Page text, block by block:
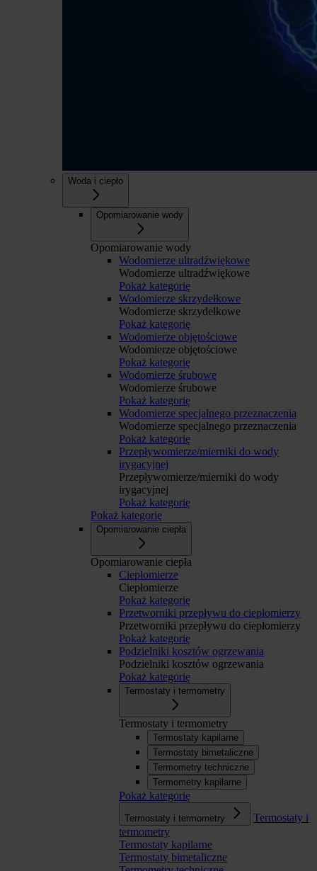
Woda i ciepło
Opomiarowanie wody
Opomiarowanie wody
Wodomierze ultradźwiękowe
Wodomierze ultradźwiękowe
Pokaż kategorię
Wodomierze skrzydełkowe
Wodomierze skrzydełkowe
Pokaż kategorię
Wodomierze objętościowe
Wodomierze objętościowe
Pokaż kategorię
Wodomierze śrubowe
Wodomierze śrubowe
Pokaż kategorię
Wodomierze specjalnego przeznaczenia
Wodomierze specjalnego przeznaczenia
Pokaż kategorię
Przepływomierze/mierniki do wody
irygacyjnej
Przepływomierze/mierniki do wody
irygacyjnej
Pokaż kategorię
Pokaż kategorię
Opomiarowanie ciepła
Opomiarowanie ciepła
Ciepłomierze
Ciepłomierze
Pokaż kategorię
Przetworniki przepływu do ciepłomierzy
Przetworniki przepływu do ciepłomierzy
Pokaż kategorię
Podzielniki kosztów ogrzewania
Podzielniki kosztów ogrzewania
Pokaż kategorię
Termostaty i termometry
Termostaty i termometry
Termostaty kapilarne
Termostaty bimetaliczne
Termometry techniczne
Termometry kapilarne
Pokaż kategorię
Termostaty i termometry
Termostaty i
termometry
Termostaty kapilarne
Termostaty bimetaliczne